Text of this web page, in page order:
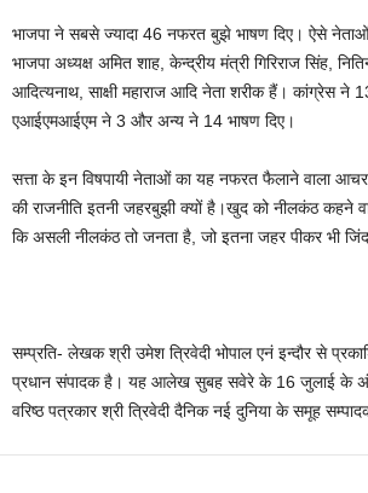
भाजपा ने सबसे ज्यादा 46 नफरत बुझे भाषण दिए। ऐसे नेताओं
भाजपा अध्यक्ष अमित शाह, केन्द्रीय मंत्री गिरिराज सिंह,
आदित्यनाथ, साक्षी महाराज आदि नेता शरीक हैं। कांग्रेस
एआईएमआईएम ने 3 और अन्य ने 14 भाषण दिए।
सत्ता के इन विषपायी नेताओं का यह नफरत फैलाने वाला
की राजनीति इतनी जहरबुझी क्यों है।खुद को नीलकंठ कहने
कि असली नीलकंठ तो जनता है, जो इतना जहर पीकर भी
सम्प्रति- लेखक श्री उमेश त्रिवेदी भोपाल एनं इन्दौर से
प्रधान संपादक है। यह आलेख सुबह सवेरे के 16 जुलाई के
वरिष्ठ पत्रकार श्री त्रिवेदी दैनिक नई दुनिया के समूह